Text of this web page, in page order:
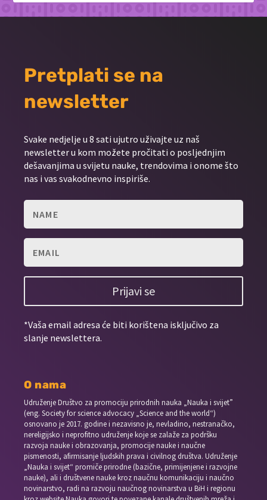
Pretplati se na
newsletter
Svake nedjelje u 8 sati ujutro uživajte uz naš
newsletter u kom možete pročitati o posljednjim
dešavanjima u svijetu nauke, trendovima i onome što
nas i vas svakodnevno inspiriše.
Prijavi se
*Vaša email adresa će biti korištena isključivo za
slanje newslettera.
O nama
Udruženje Društvo za promociju prirodnih nauka „Nauka i svijet”
(eng. Society for science advocacy „Science and the world“)
osnovano je 2017. godine i nezavisno je, nevladino, nestranačko,
nereligijsko i neprofitno udruženje koje se zalaže za podršku
razvoja nauke i obrazovanja, promocije nauke i naučne
pismenosti, afirmisanje ljudskih prava i civilnog društva. Udruženje
„Nauka i svijet“ promiče prirodne (bazične, primijenjene i razvojne
nauke), ali i društvene nauke kroz naučnu komunikaciju i naučno
novinarstvo, radi na razvoju naučnog novinarstva u BiH i regionu